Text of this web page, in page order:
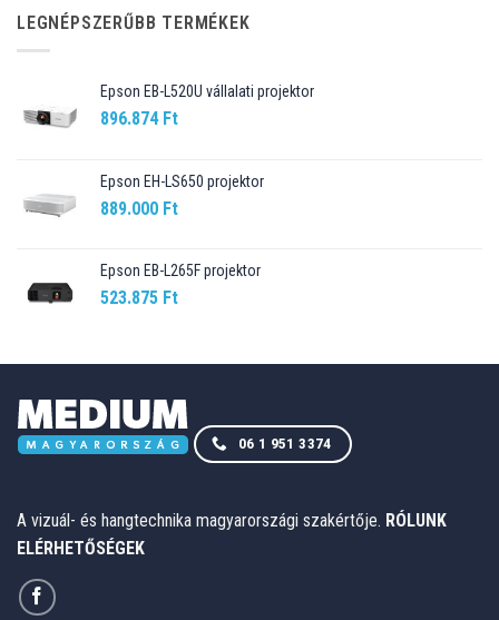
89.990 Ft.76.499 Ft.
LEGNÉPSZERŰBB TERMÉKEK
Epson EB-L520U vállalati projektor
896.874 Ft
Epson EH-LS650 projektor
889.000 Ft
Epson EB-L265F projektor
523.875 Ft
06 1 951 3374
A vizuál- és hangtechnika magyarországi szakértője. RÓLUNK
ELÉRHETŐSÉGEK